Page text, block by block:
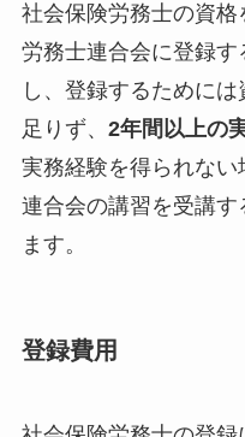
社会保険労務士の資
労務士連合会に登録
し、登録するために
足りず、 2年間以上の
実務経験を得られな
連合会の講習を受講す
ます。
登録費用